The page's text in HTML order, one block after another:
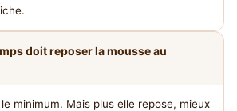
doit reposer la mousse au
minimum. Mais plus elle repose, mieux